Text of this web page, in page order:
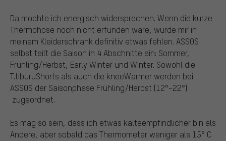
Da möchte ich energisch widersprechen. Wenn die kurze
Thermohose noch nicht erfunden wäre, würde mir in
meinem Kleiderschrank definitiv etwas fehlen. ASSOS
selbst teilt die Saison in 4 Abschnitte ein: Sommer,
Frühling/Herbst, Early Winter und Winter. Sowohl die
T.tiburuShorts als auch die kneeWarmer werden bei
ASSOS der Saisonphase Frühling/Herbst (12°-22°)
zugeordnet.
Es mag so sein, dass ich etwas kälteempfindlicher bin als
Andere, aber sobald das Thermometer weniger als 15° C